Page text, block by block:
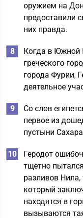
оружием на
предоставили
них правда.
Когда в Южной
греческого
города Фурии,
деятельное
Со слов
первое из
пустыни
Геродот
тщетно
разливов Нила,
который
находятся в
вызываются